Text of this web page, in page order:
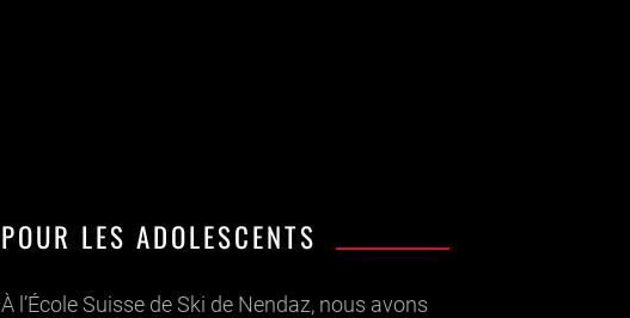
POUR LES ADOLESCENTS
À l’École Suisse de Ski de Nendaz, nous avons